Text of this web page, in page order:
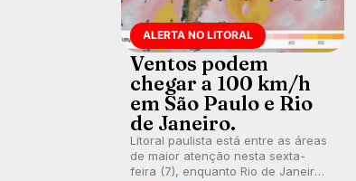
ALERTA NO LITORAL
Ventos podem
chegar a 100 km/h
em São Paulo e Rio
de Janeiro.
Litoral paulista está entre as áreas
de maior atenção nesta sexta-
feira (7), enquanto Rio de Janeiro